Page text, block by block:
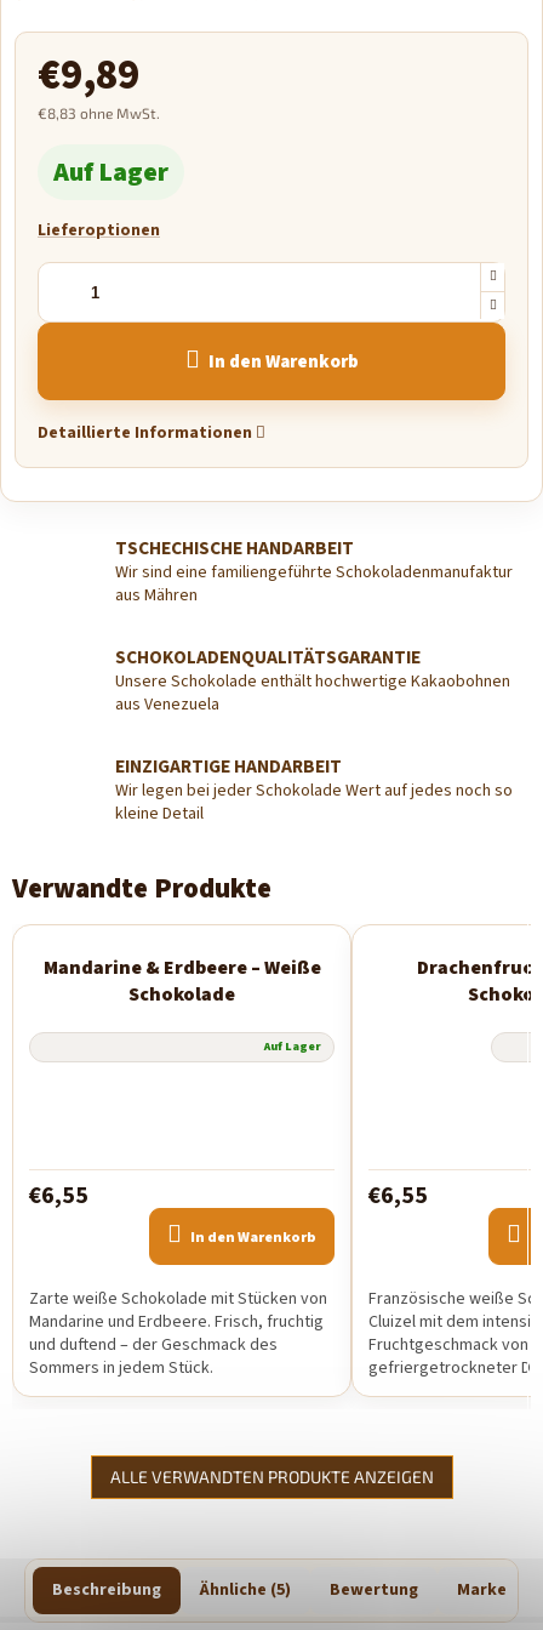
€9,89
€8,83 ohne MwSt.
Auf Lager
Lieferoptionen
In den Warenkorb
Detaillierte Informationen
TSCHECHISCHE HANDARBEIT
Wir sind eine familiengeführte Schokoladenmanufaktur
aus Mähren
SCHOKOLADENQUALITÄTSGARANTIE
Unsere Schokolade enthält hochwertige Kakaobohnen
aus Venezuela
EINZIGARTIGE HANDARBEIT
Wir legen bei jeder Schokolade Wert auf jedes noch so
kleine Detail
Verwandte Produkte
Mandarine & Erdbeere – Weiße
Schokolade
Auf Lager
€6,55
In den Warenkorb
Zarte weiße Schokolade mit Stücken von
Mandarine und Erdbeere. Frisch, fruchtig
und duftend – der Geschmack des
Sommers in jedem Stück.
von
5
Sternen.
€6,55
Französische weiße
Cluizel mit dem
Fruchtgeschmack von
gefriergetrockneter
perfekt ausbalancierte
ALLE VERWANDTEN PRODUKTE ANZEIGEN
Beschreibung Ähnliche (5) Bewertung Marke